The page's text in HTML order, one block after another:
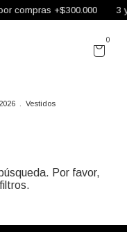
compras +$300.000 3
0
Vestidos
Por favor,